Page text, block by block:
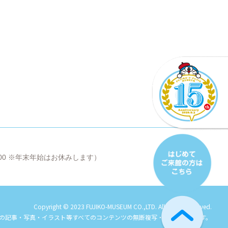
※年末年始はお休みします）
Copyright © 2023 FUJIKO-MUSEUM CO.,LTD. All Rights Reserved.
記事・写真・イラスト等すべてのコンテンツの無断複写・転載を禁じます。